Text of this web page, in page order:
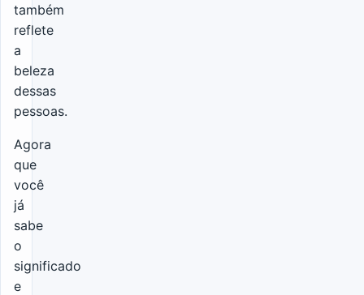
também
reflete
a
beleza
dessas
pessoas.
Agora
que
você
já
sabe
o
significado
e